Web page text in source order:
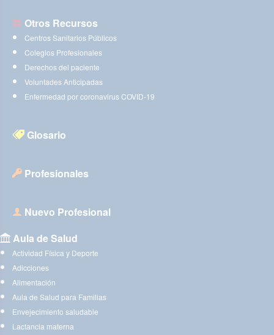
Otros Recursos
Centros Sanitarios Públicos
Colegios Profesionales
Derechos del paciente
Voluntades Anticipadas
Enfermedad por coronavirus COVID-19
Glosario
Profesionales
Nuevo Profesional
Aula de Salud
Actividad Física y Deporte
Adicciones
Alimentación
Aula de Salud para Familias
Envejecimiento saludable
Lactancia materna